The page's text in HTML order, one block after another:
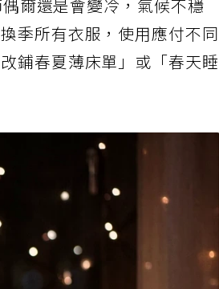
爾還是會變冷，氣候不穩
季所有衣服，使用應付不同
鋪春夏薄床單」或「春天睡